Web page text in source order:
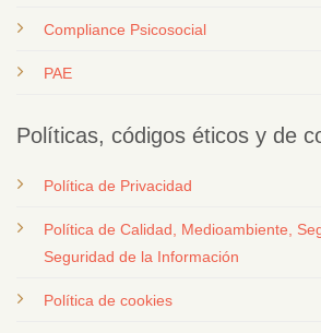
Compliance Psicosocial
PAE
Políticas, códigos éticos y de
Política de Privacidad
Política de Calidad, Medioambiente,
Seguridad de la Información
Política de cookies